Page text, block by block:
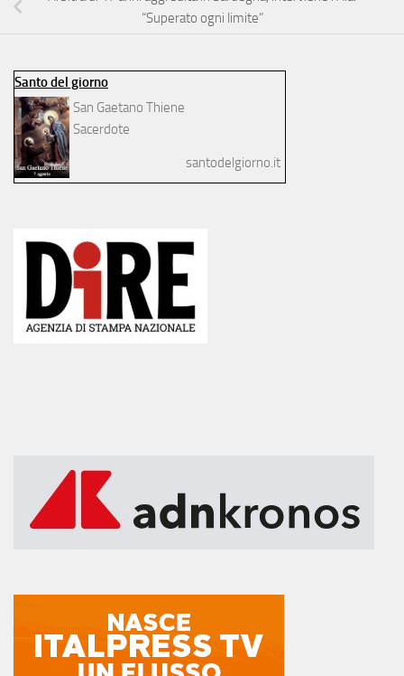
“Superato ogni limite”
Santo del giorno
San Gaetano Thiene
Sacerdote
santodelgiorno.it